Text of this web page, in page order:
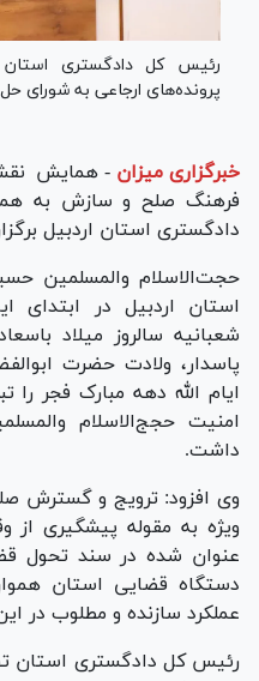
پرونده‌های ارجاعی به شورای
خبرگزاری میزان - همایش
فرهنگ صلح و سازش به
دادگستری استان اردبیل
حجت‌الاسلام والمسلمین
استان اردبیل در ابتدای
شعبانیه سالروز میلاد
پاسدار، ولادت حضرت
ایام الله دهه مبارک فجر
امنیت حجج‌الاسلام
داشت.
وی افزود: ترویج و گسترش
ویژه به مقوله پیشگیری
عنوان شده در سند تحول
دستگاه قضایی استان
عملکرد سازنده و مطلوب در
رئیس کل دادگستری استان